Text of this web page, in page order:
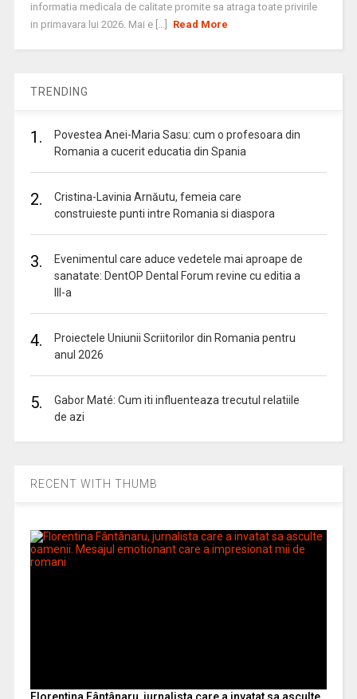
informatia medicala de calitate promite sa atraga toate privirile
in primavara lui 2026. Mai e [...]
Read More
TRENDING
1.
Povestea Anei-Maria Sasu: cum o profesoara din
Romania a cucerit educatia din Spania
2.
Cristina-Lavinia Arnăutu, femeia care
construieste punti intre Romania si diaspora
3.
Evenimentul care aduce vedetele mai aproape de
sanatate: DentOP Dental Forum revine cu editia a
III-a
4.
Proiectele Uniunii Scriitorilor din Romania pentru
anul 2026
5.
Gabor Maté: Cum iti influenteaza trecutul relatiile
de azi
RECENT WITH THUMB